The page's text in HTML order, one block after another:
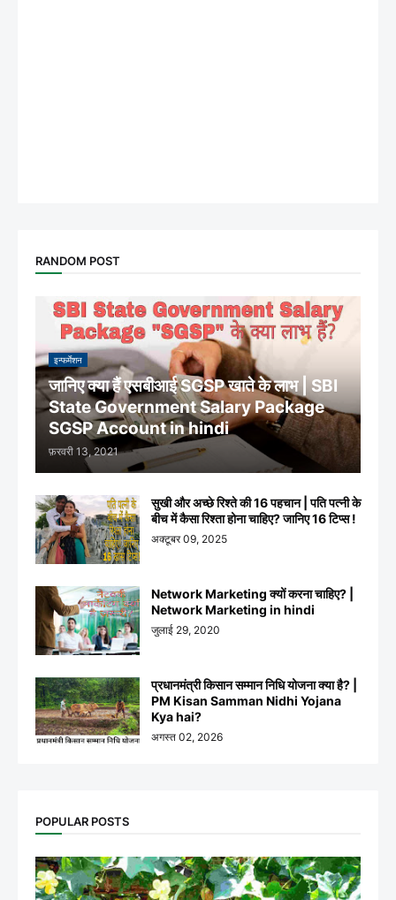
RANDOM POST
इन्फर्मेशन
जानिए क्या हैं एसबीआई SGSP खाते के लाभ | SBI
State Government Salary Package
SGSP Account in hindi
फ़रवरी 13, 2021
सुखी और अच्छे रिश्ते की 16 पहचान | पति पत्नी के
बीच में कैसा रिश्ता होना चाहिए? जानिए 16 टिप्स !
अक्टूबर 09, 2025
Network Marketing क्यों करना चाहिए? |
Network Marketing in hindi
जुलाई 29, 2020
प्रधानमंत्री किसान सम्मान निधि योजना क्या है? |
PM Kisan Samman Nidhi Yojana
Kya hai?
अगस्त 02, 2026
POPULAR POSTS